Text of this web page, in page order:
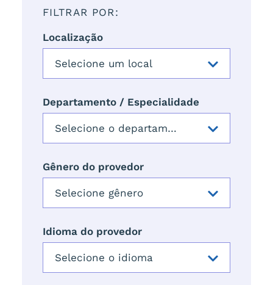
FILTRAR POR:
Localização
Departamento / Especialidade
Gênero do provedor
Idioma do provedor